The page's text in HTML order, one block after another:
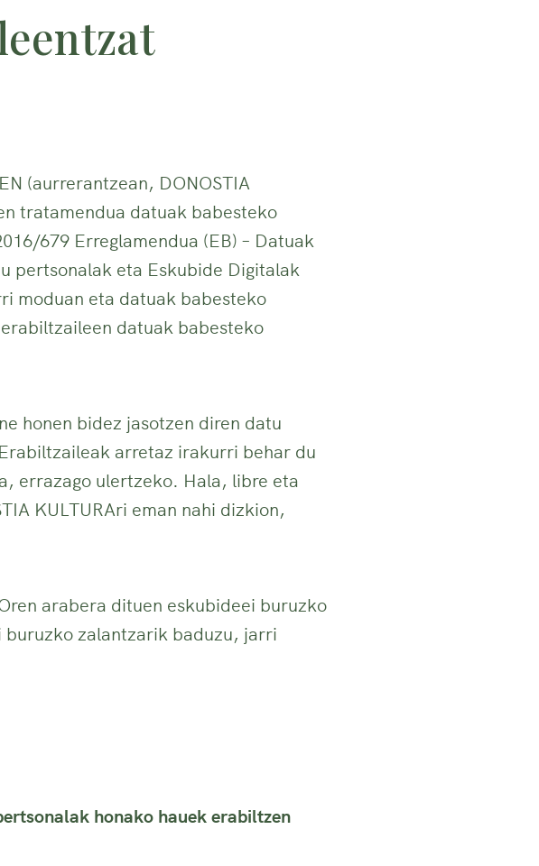
(aurrerantzean, DONOSTIA
tratamendua datuak babesteko
679 Erreglamendua (EB) – Datuak
pertsonalak eta Eskubide Digitalak
moduan eta datuak babesteko
datuak babesteko
honen bidez jasotzen diren datu
arretaz irakurri behar du
errazago ulertzeko. Hala, libre eta
KULTURAri eman nahi dizkion,
arabera dituen eskubideei buruzko
zalantzarik baduzu, jarri
honako hauek erabiltzen